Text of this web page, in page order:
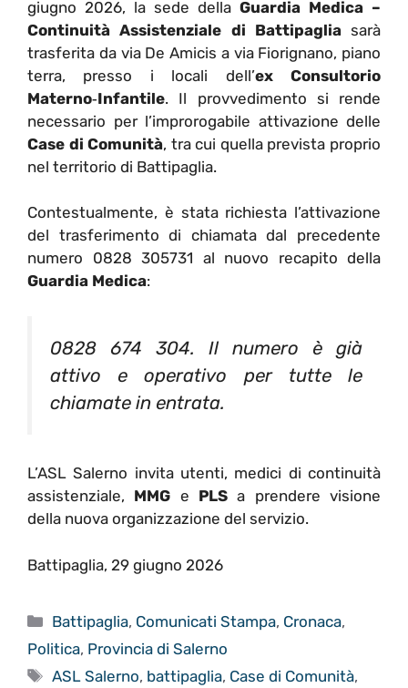
giugno 2026, la sede della Guardia Medica –
Continuità Assistenziale di Battipagliasarà
trasferita da via De Amicis a via Fiorignano, piano
terra, presso i locali dell’ex Consultorio
Materno‑Infantile. Il provvedimento si rende
necessario per l’improrogabile attivazione delle
Case di Comunità, tra cui quella prevista proprio
nel territorio di Battipaglia.
Contestualmente, è stata richiesta l’attivazione
del trasferimento di chiamata dal precedente
numero 0828 305731 al nuovo recapito della
Guardia Medica:
0828 674 304. Il numero è già
attivo e operativo per tutte le
chiamate in entrata.
L’ASL Salerno invita utenti, medici di continuità
assistenziale, MMG e PLS a prendere visione
della nuova organizzazione del servizio.
Battipaglia, 29 giugno 2026
Categorie
Battipaglia, Comunicati Stampa, Cronaca,
Politica, Provincia di Salerno
Tag
ASL Salerno, battipaglia, Case di Comunità,